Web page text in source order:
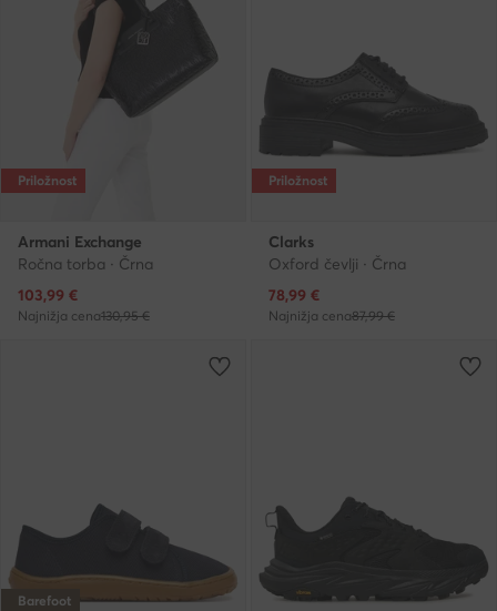
Priložnost
Armani Exchange
Ročna torba · Črna
Trenutna cena
103,99 €
Najnižja cena130,95 €
Priložnost
Clarks
Oxford čevlji · Črna
Trenutna cena
78,99 €
Najnižja cena87,99 €
Barefoot